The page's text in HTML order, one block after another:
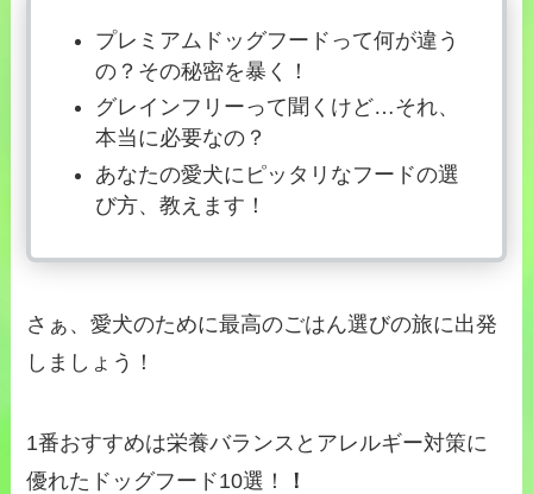
プレミアムドッグフードって何が違う
の？その秘密を暴く！
グレインフリーって聞くけど…それ、
本当に必要なの？
あなたの愛犬にピッタリなフードの選
び方、教えます！
さぁ、愛犬のために最高のごはん選びの旅に出発
しましょう！
1番おすすめは栄養バランスとアレルギー対策に
優れたドッグフード10選！
！